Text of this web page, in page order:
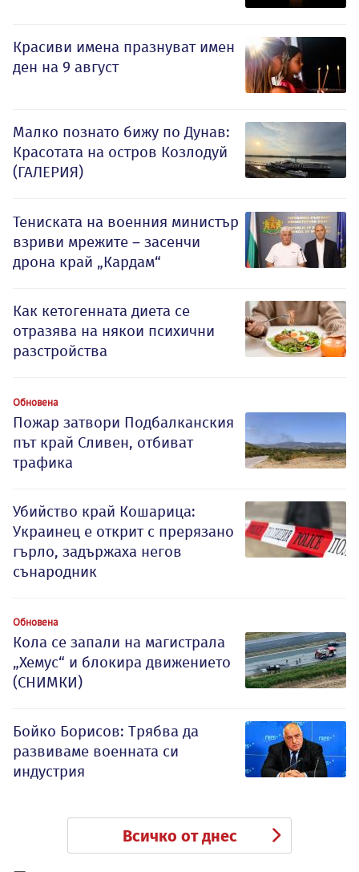
Красиви имена празнуват имен
ден на 9 август
Малко познато бижу по Дунав:
Красотата на остров Козлодуй
(ГАЛЕРИЯ)
Тениската на военния министър
взриви мрежите – засенчи
дрона край „Кардам“
Как кетогенната диета се
отразява на някои психични
разстройства
Обновена
Пожар затвори Подбалканския
път край Сливен, отбиват
трафика
Убийство край Кошарица:
Украинец е открит с прерязано
гърло, задържаха негов
сънародник
Обновена
Кола се запали на магистрала
„Хемус“ и блокира движението
(СНИМКИ)
Бойко Борисов: Трябва да
развиваме военната си
индустрия
Всичко от днес